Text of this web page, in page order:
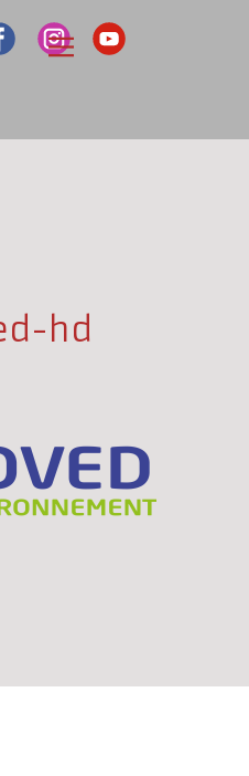
hd